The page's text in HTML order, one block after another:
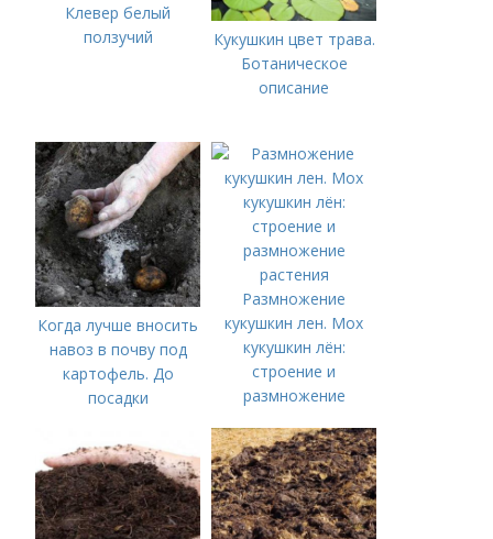
Клевер белый
ползучий
Кукушкин цвет трава.
Ботаническое
описание
Когда лучше вносить
навоз в почву под
картофель. До
посадки
Размножение
кукушкин лен. Мох
кукушкин лён:
строение и
размножение